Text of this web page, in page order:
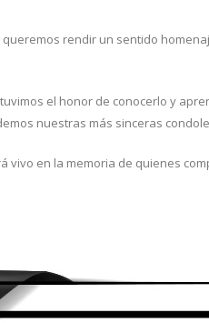
rendir un sentido
el honor de conocerlo y
nuestras más sinceras
vivo en la memoria de quienes